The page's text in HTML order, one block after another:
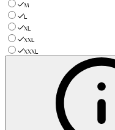
M
L
XL
XXL
XXXL